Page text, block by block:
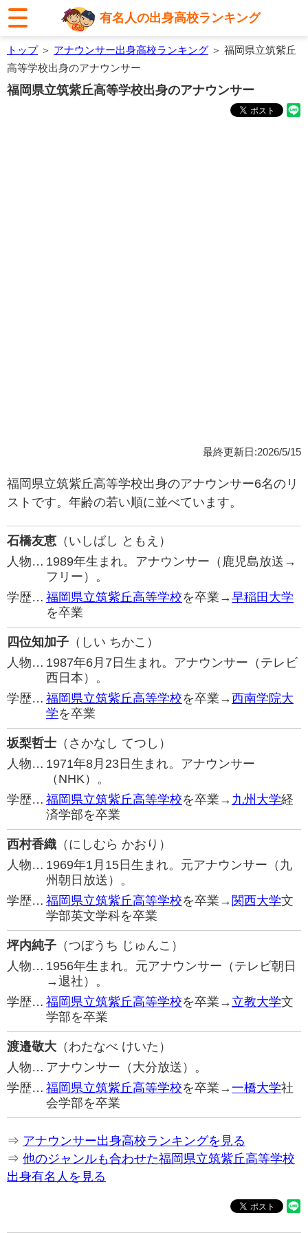
有名人の出身高校ランキング
トップ＞ アナウンサー出身高校ランキング ＞ 福岡県立筑紫丘
高等学校出身のアナウンサー
福岡県立筑紫丘高等学校出身のアナウンサー
最終更新日:2026/5/15
福岡県立筑紫丘高等学校出身のアナウンサー6名のリ
ストです。年齢の若い順に並べています。
石橋友恵 （いしばし ともえ）
人物… 1989年生まれ。アナウンサー（鹿児島放送→
フリー）。
学歴… 福岡県立筑紫丘高等学校を卒業→早稲田大学
を卒業
四位知加子 （しい ちかこ）
人物… 1987年6月7日生まれ。アナウンサー（テレビ
西日本）。
学歴… 福岡県立筑紫丘高等学校を卒業→西南学院大
学を卒業
坂梨哲士 （さかなし てつし）
人物… 1971年8月23日生まれ。アナウンサー
（NHK）。
学歴… 福岡県立筑紫丘高等学校を卒業→ 九州大学経
済学部を卒業
西村香織 （にしむら かおり）
人物… 1969年1月15日生まれ。元アナウンサー（九
州朝日放送）。
学歴… 福岡県立筑紫丘高等学校を卒業→ 関西大学文
学部英文学科を卒業
坪内純子 （つぼうち じゅんこ）
人物… 1956年生まれ。元アナウンサー（テレビ朝日
→退社）。
学歴… 福岡県立筑紫丘高等学校を卒業→ 立教大学文
学部を卒業
渡邉敬大 （わたなべ けいた）
人物… アナウンサー（大分放送）。
学歴… 福岡県立筑紫丘高等学校を卒業→一橋大学社
会学部を卒業
⇒ アナウンサー出身高校ランキングを見る
⇒ 他のジャンルも合わせた福岡県立筑紫丘高等学校
出身有名人を見る